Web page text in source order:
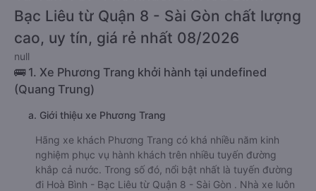
Bạc Liêu từ Quận 8 - Sài Gòn chất lượng
cao, uy tín, giá rẻ nhất 08/2026
null
🚌 1. Xe Phương Trang khởi hành tại undefined
(Quang Trung)
a. Giới thiệu xe Phương Trang
Hãng xe khách Phương Trang có khá nhiều năm kinh
nghiệm phục vụ hành khách trên nhiều tuyến đường
khắp cả nước. Trong số đó, nổi bật nhất là tuyến đường
đi Hoà Bình - Bạc Liêu từ Quận 8 - Sài Gòn . Nhà xe luôn